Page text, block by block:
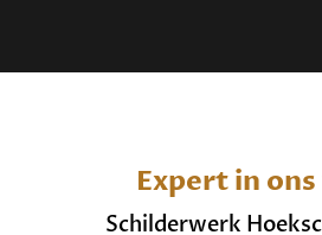
Expert in
Schilderwerk